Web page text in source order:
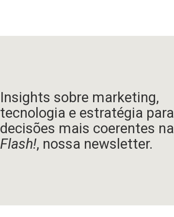
Insights sobre marketing,
tecnologia e estratégia para
decisões mais coerentes na
Flash!, nossa newsletter.